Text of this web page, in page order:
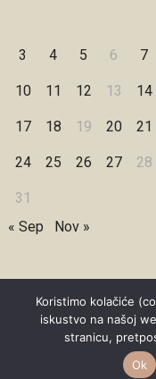
3 4 5 6 7
10 11 12 13 14
17 18 19 20 21
24 25 26 27 28
31
« Sep
Nov »
Copyright © 2026 Under
Designed by WPZOOM
Koristimo kolačiće
iskustvo na našoj
stranicu,
Ok